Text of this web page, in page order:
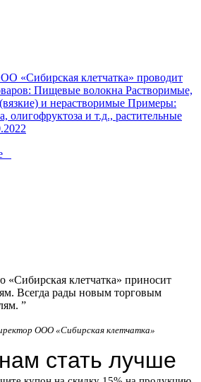
«Сибирская клетчатка» проводит
Пищевые волокна Растворимые,
и нерастворимые Примеры:
олигофруктоза и т.д., растительные
«Сибирская клетчатка» приносит
Всегда рады новым торговым
”
ООО «Сибирская клетчатка»